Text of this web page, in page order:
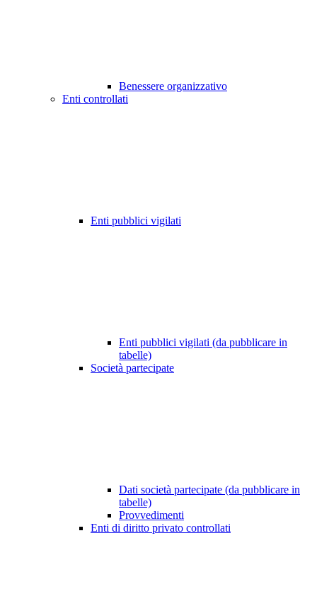
Benessere organizzativo
Enti controllati
Enti pubblici vigilati
Enti pubblici vigilati (da pubblicare in
tabelle)
Società partecipate
Dati società partecipate (da pubblicare in
tabelle)
Provvedimenti
Enti di diritto privato controllati